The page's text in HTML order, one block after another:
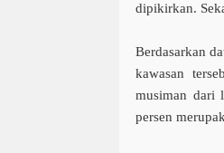
dipikirkan.
Berdasarkan
kawasan
musiman dari
persen